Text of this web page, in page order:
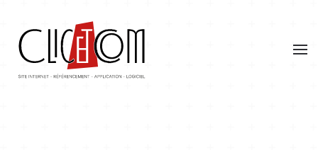
Skip
to
main